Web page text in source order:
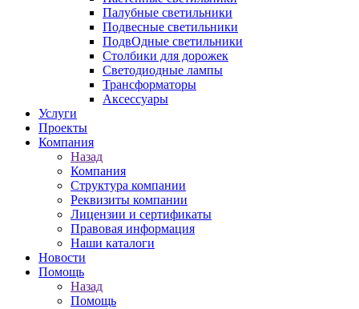
Палубные светильники
Подвесные светильники
ПодвОдные светильники
Столбики для дорожек
Светодиодные лампы
Трансформаторы
Аксессуары
Услуги
Проекты
Компания
Назад
Компания
Структура компании
Реквизиты компании
Лицензии и сертификаты
Правовая информация
Наши каталоги
Новости
Помощь
Назад
Помощь